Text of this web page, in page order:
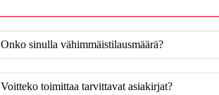
Onko sinulla vähimmäistilausmäärä?
Voitteko toimittaa tarvittavat asiakirjat?